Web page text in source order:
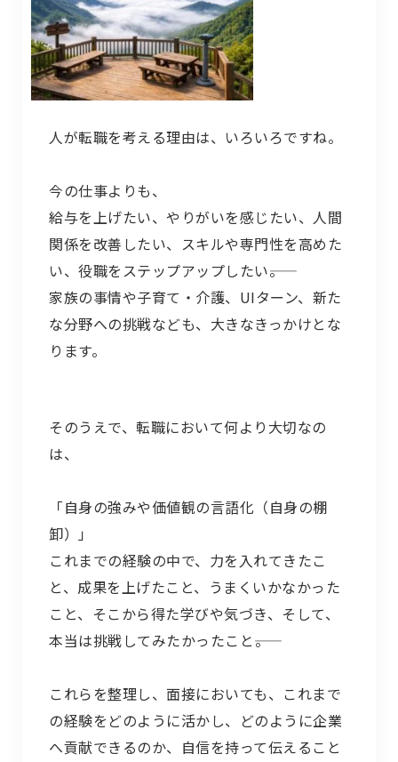
人が転職を考える理由は、いろいろですね。
今の仕事よりも、
給与を上げたい、やりがいを感じたい、人間
関係を改善したい、スキルや専門性を高めた
い、役職をステップアップしたい――。
家族の事情や子育て・介護、UIターン、新た
な分野への挑戦なども、大きなきっかけとな
ります。
そのうえで、転職において何より大切なの
は、
「自身の強みや価値観の言語化（自身の棚
卸）」
これまでの経験の中で、力を入れてきたこ
と、成果を上げたこと、うまくいかなかった
こと、そこから得た学びや気づき、そして、
本当は挑戦してみたかったこと――。
これらを整理し、面接においても、これまで
の経験をどのように活かし、どのように企業
へ貢献できるのか、自信を持って伝えること